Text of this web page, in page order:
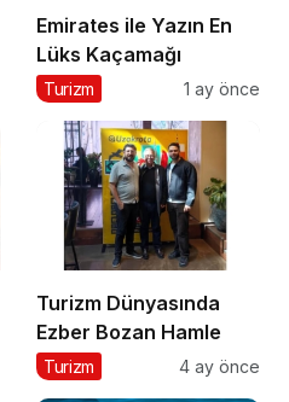
Emirates ile Yazın En
Lüks Kaçamağı
Turizm 1 ay önce
Turizm Dünyasında
Ezber Bozan Hamle
Turizm 4 ay önce